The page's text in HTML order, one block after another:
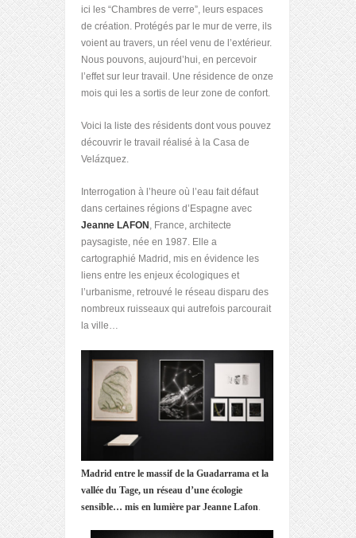
ici les “Chambres de verre”, leurs espaces
de création. Protégés par le mur de verre, ils
voient au travers, un réel venu de l’extérieur.
Nous pouvons, aujourd’hui, en percevoir
l’effet sur leur travail. Une résidence de onze
mois qui les a sortis de leur zone de confort.
Voici la liste des résidents dont vous pouvez
découvrir le travail réalisé à la Casa de
Vel ázquez.
Interrogation à l’heure où l’eau fait défaut
dans certaines régions d’Espagne avec
Jeanne LAFON , France, architecte
paysagiste, née en 1987. Elle a
cartographié Madrid, mis en évidence les
liens entre les enjeux écologiques et
l’urbanisme, retrouvé le réseau disparu des
nombreux ruisseaux qui autrefois parcourait
la ville…
Madrid entre le massif de la Guadarrama et la
vallée du Tage, un réseau d’une écologie
sensible… mis en lumière par Jeanne Lafon.